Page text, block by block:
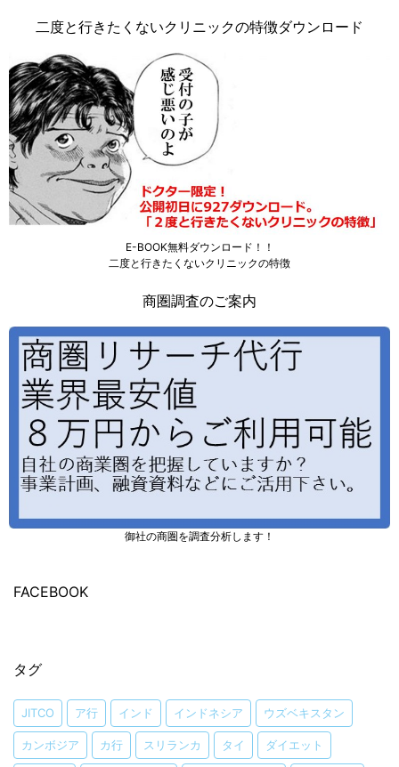
二度と行きたくないクリニックの特徴ダウンロード
E-BOOK無料ダウンロード！！
二度と行きたくないクリニックの特徴
商圏調査のご案内
御社の商圏を調査分析します！
FACEBOOK
タグ
JITCO ア行 インド インドネシア ウズベキスタン
カンボジア カ行 スリランカ タイ ダイエット